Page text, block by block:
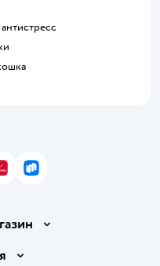
антистресс
Play
AppGallery
RuStore